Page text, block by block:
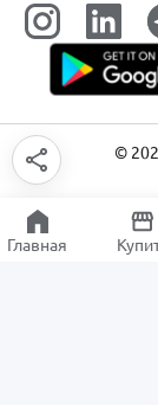
©
Главная